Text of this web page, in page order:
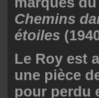
Chemins
étoiles
Le Roy est
une pièce
pour perdu